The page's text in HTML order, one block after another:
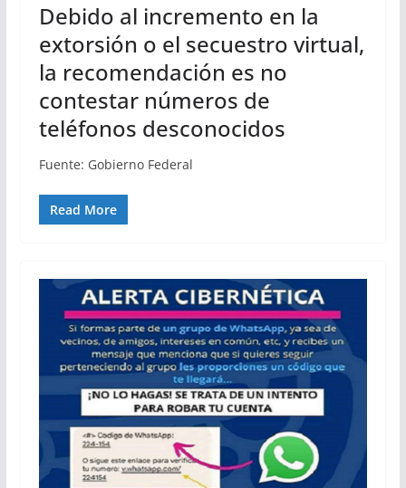
Debido al incremento en la
extorsión o el secuestro virtual,
la recomendación es no
contestar números de
teléfonos desconocidos
Fuente: Gobierno Federal
Read More